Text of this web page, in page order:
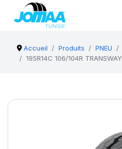
Accueil Produits PNEU
195R14C 106/104R TRANSWAY